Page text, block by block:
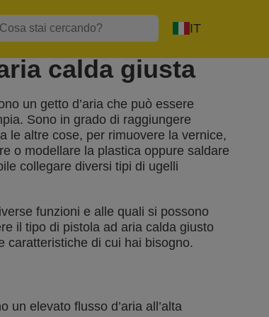
IT
calda giusta
un getto d’aria che può essere
Sono in grado di raggiungere
le altre cose, per rimuovere la vernice,
o modellare la plastica oppure saldare
collegare diversi tipi di ugelli
funzioni e alle quali si possono
il tipo di pistola ad aria calda giusto
caratteristiche di cui hai bisogno.
un elevato flusso d’aria all’alta